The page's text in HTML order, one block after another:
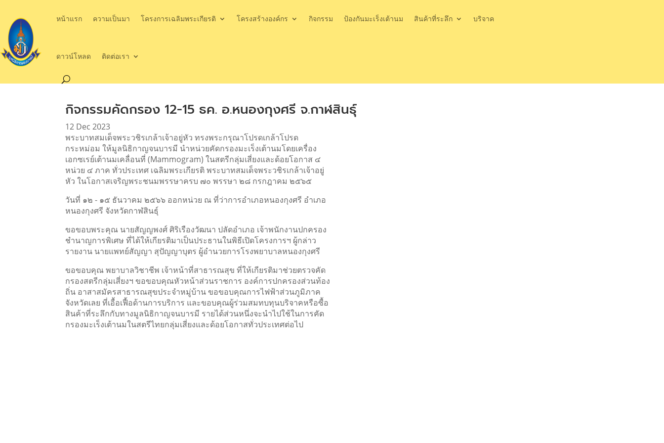
หน้าแรก ความเป็นมา โครงการเฉลิมพระเกียรติ โครงสร้างองค์กร กิจกรรม ป้องกันมะเร็งเต้านม สินค้าที่ระลึก บริจาค
ดาวน์โหลด ติดต่อเรา
กิจกรรมคัดกรอง 12-15 ธค. อ.หนองกุงศรี จ.กาฬสินธุ์
12 Dec 2023
พระบาทสมเด็จพระวชิรเกล้าเจ้าอยู่หัว ทรงพระกรุณาโปรดเกล้าโปรด
กระหม่อม ให้มูลนิธิกาญจนบารมี นำหน่วยคัดกรองมะเร็งเต้านมโดยเครื่อง
เอกซเรย์เต้านมเคลื่อนที่ (Mammogram) ในสตรีกลุ่มเสี่ยงและด้อยโอกาส ๔
หน่วย ๔ ภาค ทั่วประเทศ เฉลิมพระเกียรติ พระบาทสมเด็จพระวชิรเกล้าเจ้าอยู่
หัว ในโอกาสเจริญพระชนมพรรษาครบ ๗๐ พรรษา ๒๘ กรกฎาคม ๒๕๖๕
วันที่ ๑๒ - ๑๕ ธันวาคม ๒๕๖๖ ออกหน่วย ณ ที่ว่าการอำเภอหนองกุงศรี อำเภอ
หนองกุงศรี จังหวัดกาฬสินธุ์
ขอขอบพระคุณ นายสัญญพงศ์ ศิริเรืองวัฒนา ปลัดอำเภอ เจ้าพนักงานปกครอง
ชำนาญการพิเศษ ที่ได้ให้เกียรติมาเป็นประธานในพิธีเปิดโครงการฯ ผู้กล่าว
รายงาน นายแพทย์สัญญา สุปัญญาบุตร ผู้อำนวยการโรงพยาบาลหนองกุงศรี
ขอขอบคุณ พยาบาลวิชาชีพ เจ้าหน้าที่สาธารณสุข ที่ให้เกียรติมาช่วยตรวจคัด
กรองสตรีกลุ่มเสี่ยงฯ ขอขอบคุณหัวหน้าส่วนราชการ องค์การปกครองส่วนท้อง
ถิ่น อาสาสมัครสาธารณสุขประจำหมู่บ้าน ขอขอบคุณการไฟฟ้าส่วนภูมิภาค
จังหวัดเลย ที่เอื้อเฟื้อด้านการบริการ และขอบคุณผู้ร่วมสมทบทุนบริจาคหรือซื้อ
สินค้าที่ระลึกกับทางมูลนิธิกาญจนบารมี รายได้ส่วนหนึ่งจะนำไปใช้ในการคัด
กรองมะเร็งเต้านมในสตรีไทยกลุ่มเสี่ยงและด้อยโอกาสทั่วประเทศต่อไป